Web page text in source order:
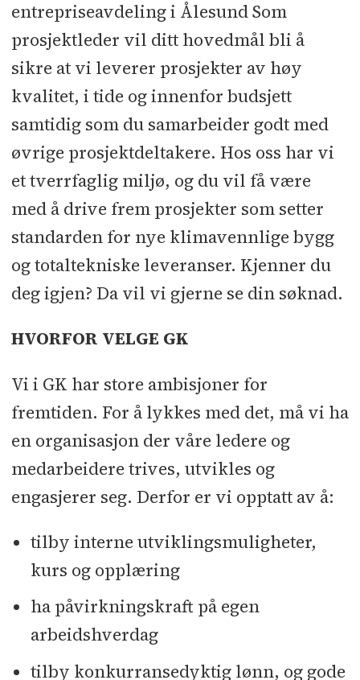
entrepriseavdeling i Ålesund Som
prosjektleder vil ditt hovedmål bli å
sikre at vi leverer prosjekter av høy
kvalitet, i tide og innenfor budsjett
samtidig som du samarbeider godt med
øvrige prosjektdeltakere. Hos oss har vi
et tverrfaglig miljø, og du vil få være
med å drive frem prosjekter som setter
standarden for nye klimavennlige bygg
og totaltekniske leveranser. Kjenner du
deg igjen? Da vil vi gjerne se din søknad.
HVORFOR VELGE GK
Vi i GK har store ambisjoner for
fremtiden. For å lykkes med det, må vi ha
en organisasjon der våre ledere og
medarbeidere trives, utvikles og
engasjerer seg. Derfor er vi opptatt av å:
tilby interne utviklingsmuligheter,
kurs og opplæring
ha påvirkningskraft på egen
arbeidshverdag
tilby konkurransedyktig lønn, og gode